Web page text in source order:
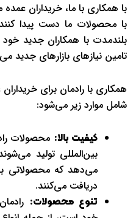
با همکاری با ما، خریداران
با محصولات ما دست پیدا
بلندمدت با همکاران جدید
تامین نیازهای بازارهای جدید
همکاری با رادمان برای
شامل موارد زیر می‌شود:
کیفیت بالا: محصولات
بین‌المللی تولید
می‌دهد که محصولاتی
دریافت می‌کنند.
تنوع محصولات: